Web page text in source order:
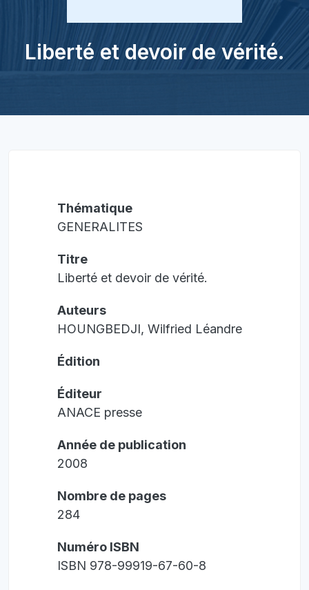
Liberté et devoir de vérité.
Thématique
GENERALITES
Titre
Liberté et devoir de vérité.
Auteurs
HOUNGBEDJI, Wilfried Léandre
Édition
Éditeur
ANACE presse
Année de publication
2008
Nombre de pages
284
Numéro ISBN
ISBN 978-99919-67-60-8